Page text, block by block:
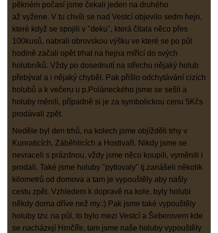
pěkném počasí jsme čekali jeden na druhého
až vyžene. V tu chvíli se nad Vestcí objevilo sedm hejn,
které když se spojili v "deku", která čítala něco přes
100kusů, nabrali obrovskou výšku ve které se po půl
hodině začali opět trhat na hejna mířící do svých
holubníků. Vždy po dosednutí na střechu nějaký holub
přebýval a i nějaký chyběl. Pak přišlo odchytávání cizích
holubů a k večeru u p.Poláneckého jsme se sešli a
holuby měnili, případně si je za symbolickou cenu 5Kčs
prodávali zpět.
Neděle byl den trhů, na kolech jsme objížděli trhy v
Kunraticích, Záběhlicích a Hostivaři. Nikdy jsme se
nevraceli s prázdnou, vždy jsme něco koupili, vyměnili i
prodali. Také jsme holuby "pytlovaly" tj.zanášeli několik
kilometrů od domova a tam je vypouštěly aby našly
cestu zpět. Vzhledem k dopravě na kole, byly holubi
někdy doma dříve než my.:) Pak jsme také vypouštěly
holuby tzv. na půl, to bylo mezi Vestcí a Šeberovem kde
se nacházejí Hrnčíře, tam jsme naše holuby vypouštěly